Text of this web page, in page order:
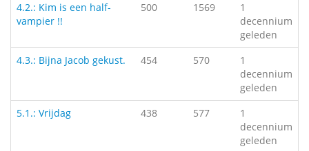
4.2.: Kim is een half-
vampier !!
500 1569
1
decennium
geleden
4.3.: Bijna Jacob gekust.
454 570
1
decennium
geleden
5.1.: Vrijdag
438 577
1
decennium
geleden